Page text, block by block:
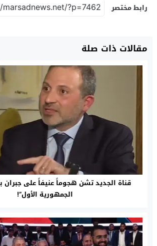
رابط مختصر
مقالات ذات صلة
قناة الجديد تشن هجوماً عنيفاً على
الجمهورية الأول”!